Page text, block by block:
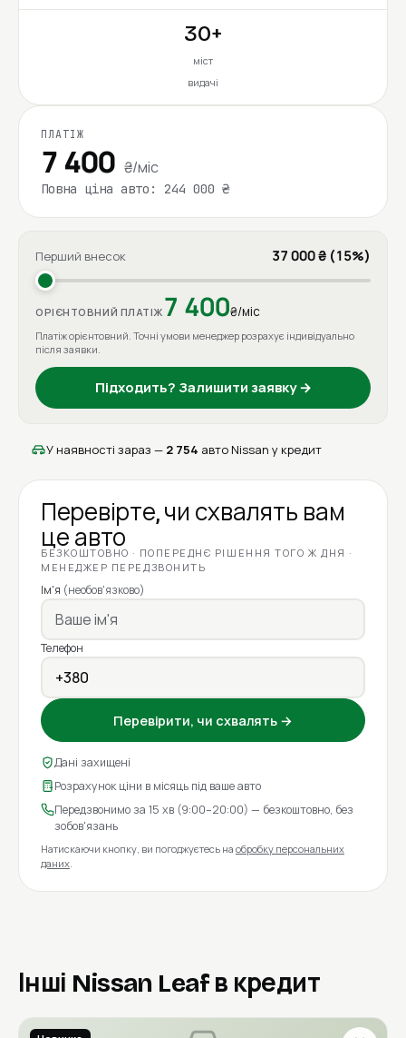
30+
міст
видачі
ПЛАТІЖ
7 400 ₴/міс
Повна ціна авто: 244 000 ₴
Перший внесок 37 000 ₴ (15%)
ОРІЄНТОВНИЙ ПЛАТІЖ 7 400₴/міс
Платіж орієнтовний. Точні умови менеджер розрахує індивідуально
після заявки.
Підходить? Залишити заявку →
У наявності зараз — 2 754 авто Nissan у кредит
Перевірте, чи схвалять вам
це авто
БЕЗКОШТОВНО · ПОПЕРЕДНЄ РІШЕННЯ ТОГО Ж ДНЯ ·
МЕНЕДЖЕР ПЕРЕДЗВОНИТЬ
Ім'я (необов'язково)
Телефон
Перевірити, чи схвалять →
Дані захищені
Розрахунок ціни в місяць під ваше авто
Передзвонимо за 15 хв (9:00–20:00) — безкоштовно, без
зобов'язань
Натискаючи кнопку, ви погоджуєтесь на обробку персональних
даних.
Інші Nissan Leaf в кредит